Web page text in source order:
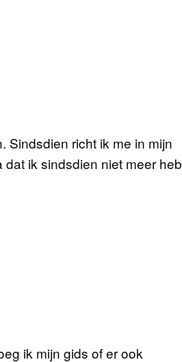
Sindsdien richt ik me in mijn
ik sindsdien niet meer heb
ik mijn gids of er ook